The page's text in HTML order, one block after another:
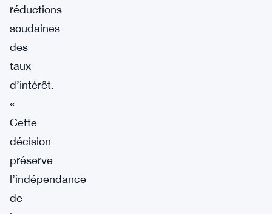
réductions
soudaines
des
taux
d’intérêt.
«
Cette
décision
préserve
l’indépendance
de